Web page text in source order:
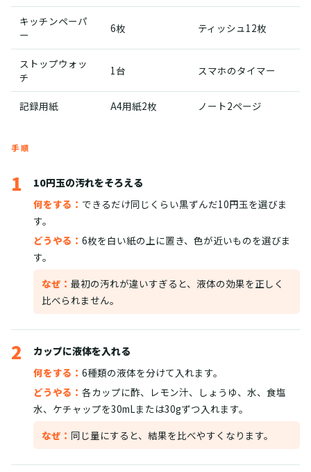
キッチンペーパ
ー
6枚 ティッシュ12枚
ストップウォッ
チ
1台 スマホのタイマー
記録用紙 A4用紙2枚 ノート2ページ
手順
1
10円玉の汚れをそろえる
何をする： できるだけ同じくらい黒ずんだ10円玉を選びま
す。
どうやる： 6枚を白い紙の上に置き、色が近いものを選びま
す。
なぜ： 最初の汚れが違いすぎると、液体の効果を正しく
比べられません。
2
カップに液体を入れる
何をする： 6種類の液体を分けて入れます。
どうやる： 各カップに酢、レモン汁、しょうゆ、水、食塩
水、ケチャップを30mLまたは30gずつ入れます。
なぜ： 同じ量にすると、結果を比べやすくなります。